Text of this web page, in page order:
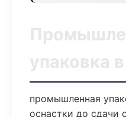
упаковка
промышленная
оснастки до сдачи